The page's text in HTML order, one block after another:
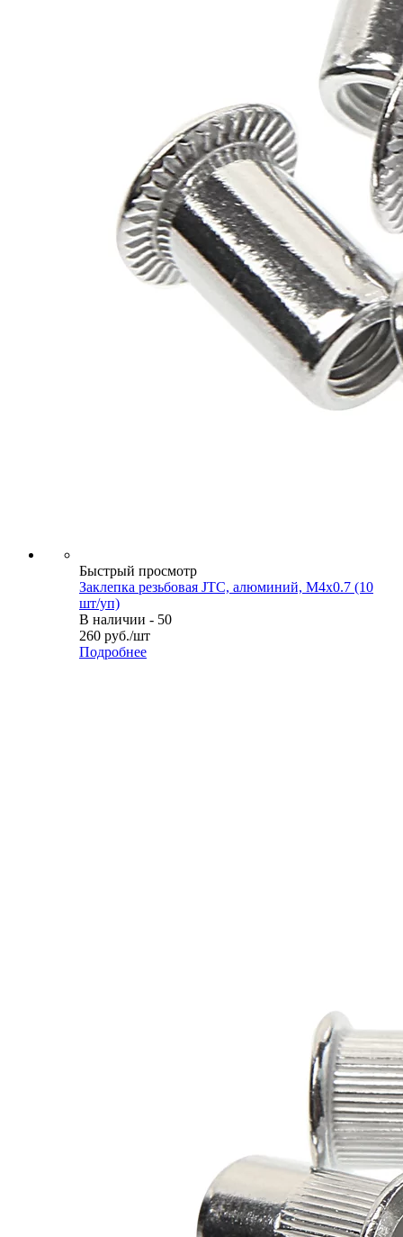
Быстрый просмотр
Заклепка резьбовая JTC, алюминий, M4х0.7 (10
шт/уп)
В наличии - 50
260 руб./шт
Подробнее